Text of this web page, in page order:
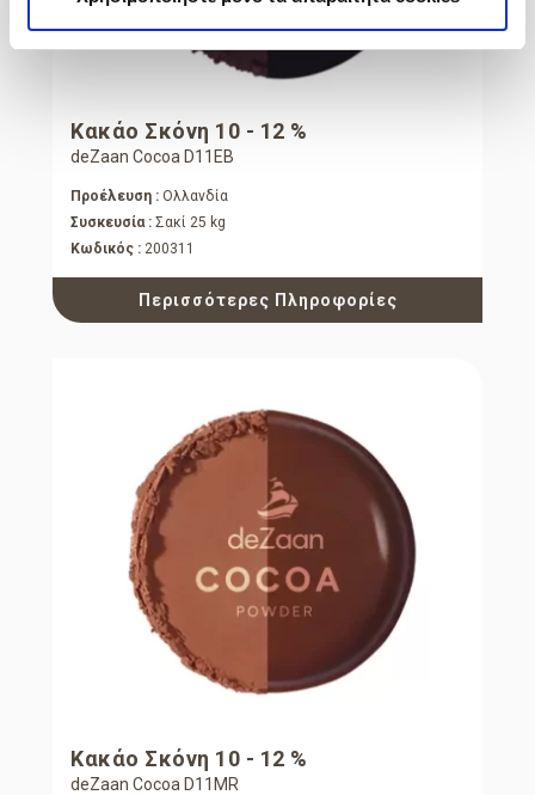
Κακάο Σκόνη 10 - 12 %
deZaan Cocoa D11EB
Προέλευση : Ολλανδία
Συσκευσία : Σακί 25 kg
Κωδικός : 200311
Περισσότερες Πληροφορίες
Κακάο Σκόνη 10 - 12 %
deZaan Cocoa D11MR